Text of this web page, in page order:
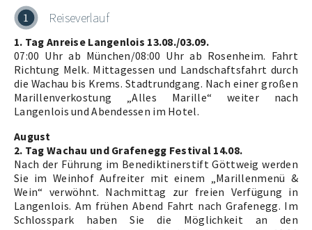
1 Reiseverlauf
1. Tag Anreise Langenlois 13.08./03.09.
07:00 Uhr ab München/08:00 Uhr ab Rosenheim. Fahrt
Richtung Melk. Mittagessen und Landschaftsfahrt durch
die Wachau bis Krems. Stadtrundgang. Nach einer großen
Marillenverkostung „Alles Marille“ weiter nach
Langenlois und Abendessen im Hotel.
August
2. Tag Wachau und Grafenegg Festival 14.08.
Nach der Führung im Benediktinerstift Göttweig werden
Sie im Weinhof Aufreiter mit einem „Marillenmenü &
Wein“ verwöhnt. Nachmittag zur freien Verfügung in
Langenlois. Am frühen Abend Fahrt nach Grafenegg. Im
Schlosspark haben Sie die Möglichkeit an den